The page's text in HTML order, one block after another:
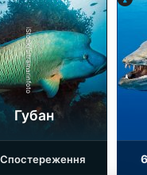
iStock/ultramarinfoto
Губан
Спостереження